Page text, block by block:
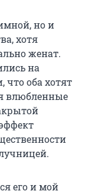
но и
хотя
женат.
на
что оба хотят
влюбленные
его и мой